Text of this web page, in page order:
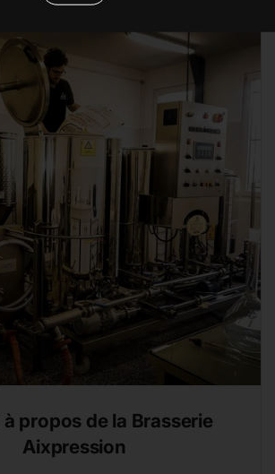
propos de la Brasserie
Aixpression